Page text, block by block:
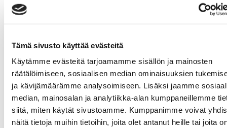
Tämä sivusto käyttää evästeitä
Käytämme evästeitä tarjoamamme sisällön ja mainosten
räätälöimiseen, sosiaalisen median ominaisuuksien
ja kävijämäärämme analysoimiseen. Lisäksi jaamme
median, mainosalan ja analytiikka-alan kumppaneillemme
siitä, miten käytät sivustoamme. Kumppanimme voivat
näitä tietoja muihin tietoihin, joita olet antanut heille tai joita
Variaattorin hihnat
Woody's ohjausraudat
Mönkijät
Can-Am traktorimönkijät
Can-Am traktorimönkijät 2025
Can-Am traktorimönkijät 2026
Can-Am SSV-Mallit